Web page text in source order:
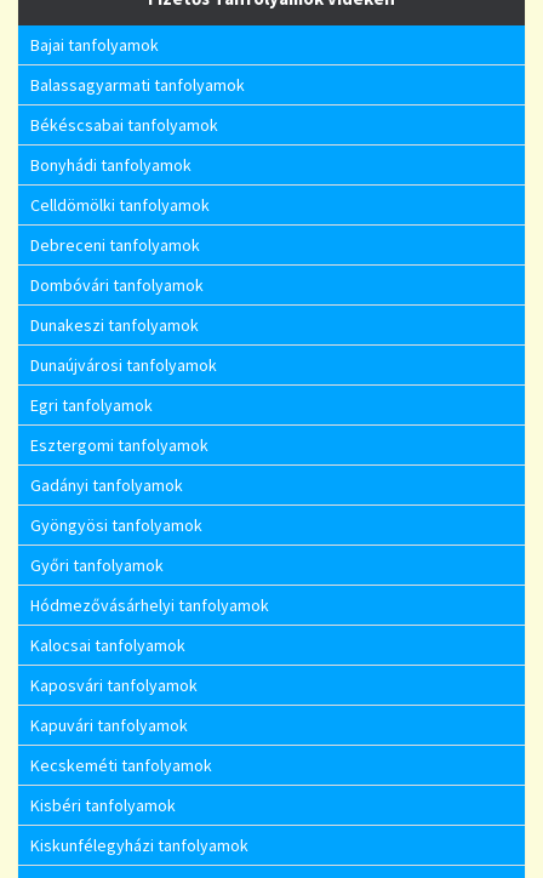
Bajai tanfolyamok
Balassagyarmati tanfolyamok
Békéscsabai tanfolyamok
Bonyhádi tanfolyamok
Celldömölki tanfolyamok
Debreceni tanfolyamok
Dombóvári tanfolyamok
Dunakeszi tanfolyamok
Dunaújvárosi tanfolyamok
Egri tanfolyamok
Esztergomi tanfolyamok
Gadányi tanfolyamok
Gyöngyösi tanfolyamok
Győri tanfolyamok
Hódmezővásárhelyi tanfolyamok
Kalocsai tanfolyamok
Kaposvári tanfolyamok
Kapuvári tanfolyamok
Kecskeméti tanfolyamok
Kisbéri tanfolyamok
Kiskunfélegyházi tanfolyamok